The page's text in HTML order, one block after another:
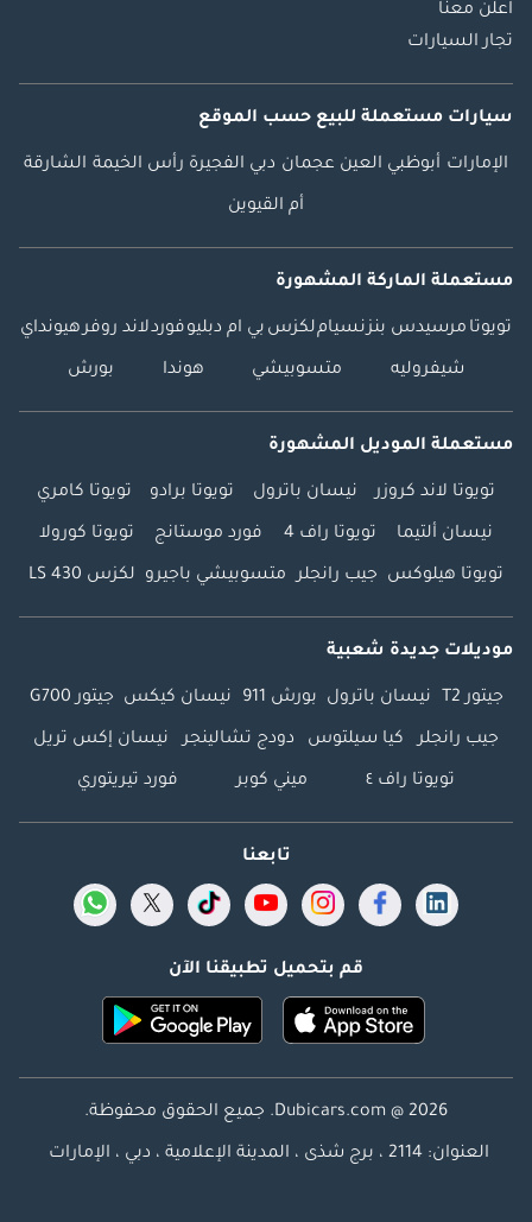
اعلن معنا
تجار السيارات
سيارات مستعملة للبيع حسب الموقع
الإمارات أبوظبي العين عجمان دبي الفجيرة رأس الخيمة الشارقة
أم القيوين
مستعملة الماركة المشهورة
تويوتا مرسيدس بنزنسياملكزس بي ام دبليوفوردلاند روفرهيونداي
شيفروليه متسوبيشي هوندا بورش
مستعملة الموديل المشهورة
تويوتا لاند كروزر نيسان باترول تويوتا برادو تويوتا كامري
نيسان ألتيما تويوتا راف 4 فورد موستانج تويوتا كورولا
تويوتا هيلوكس جيب رانجلر متسوبيشي باجيرو لكزس LS 430
موديلات جديدة شعبية
جيتور T2 نيسان باترول بورش 911 نيسان كيكس جيتور G700
جيب رانجلر كيا سيلتوس دودج تشالينجر نيسان إكس تريل
تويوتا راف ٤ ميني كوبر فورد تيريتوري
تابعنا
قم بتحميل تطبيقنا الآن
Dubicars.com @ 2026. جميع الحقوق محفوظة.
العنوان: 2114 ، برج شذى ، المدينة الإعلامية ، دبي ، الإمارات